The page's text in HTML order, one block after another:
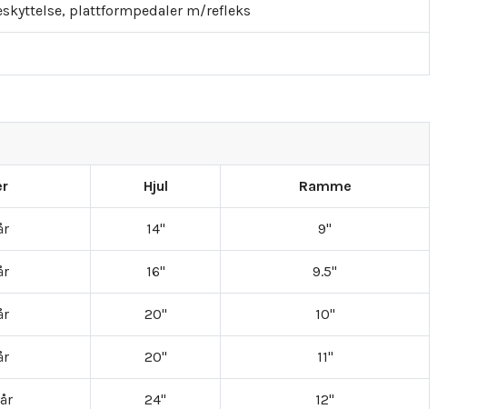
plattformpedaler m/refleks
Hjul Ramme
14" 9"
16" 9.5"
20" 10"
20" 11"
24" 12"